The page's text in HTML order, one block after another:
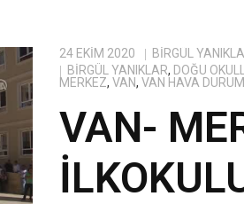
24 EKIM 2020 BIRGÜL
BIRGÜL YANIKLAR, DOĞU
MERKEZ, VAN, VAN HAVA
VAN-